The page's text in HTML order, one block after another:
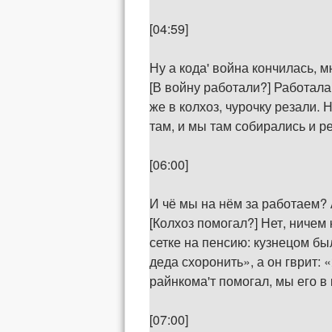
[04:59]
Ну а кода' война кончилась,
[В войну работали?]
же в колхоз, чурочку
там, и мы там собирались и
[06:00]
И чё мы на нём за работаем?
[Колхоз помогал?] Нет,
сетке на пенсию: кузнецом
деда схоронить», а он
райнкома'т помогал, мы его
[07:00]